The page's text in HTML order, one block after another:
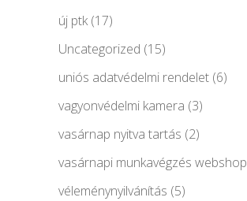
új ptk(17)
Uncategorized (15)
uniós adatvédelmi rendelet (6)
vagyonvédelmi kamera (3)
vasárnap nyitva tartás (2)
vasárnapi munkavégzés webshop
véleménynyilvánítás (5)